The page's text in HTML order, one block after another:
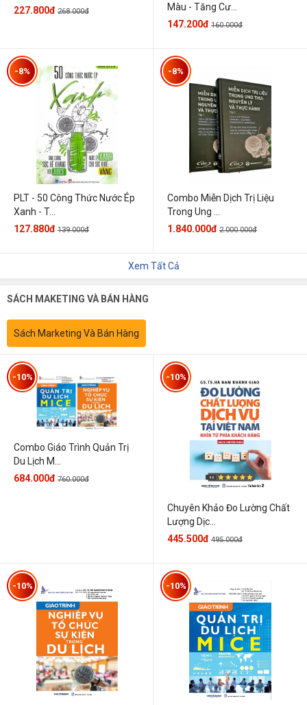
227.800đ 268.000đ
Màu - Tăng Cư...
147.200đ 160.000đ
PLT - 50 Công Thức Nước Ép
Xanh - T...
-8%
127.880đ 139.000đ
Combo Miễn Dịch Trị Liệu
Trong Ung ...
-8%
1.840.000đ 2.000.000đ
Xem Tất Cả
SÁCH MAKETING VÀ BÁN HÀNG
Sách Marketing Và Bán Hàng
Combo Giáo Trình Quản Trị
Du Lịch M...
-10%
684.000đ 760.000đ
Chuyên Khảo Đo Lường Chất
Lượng Dịc...
-10%
445.500đ 495.000đ
-10% -10%